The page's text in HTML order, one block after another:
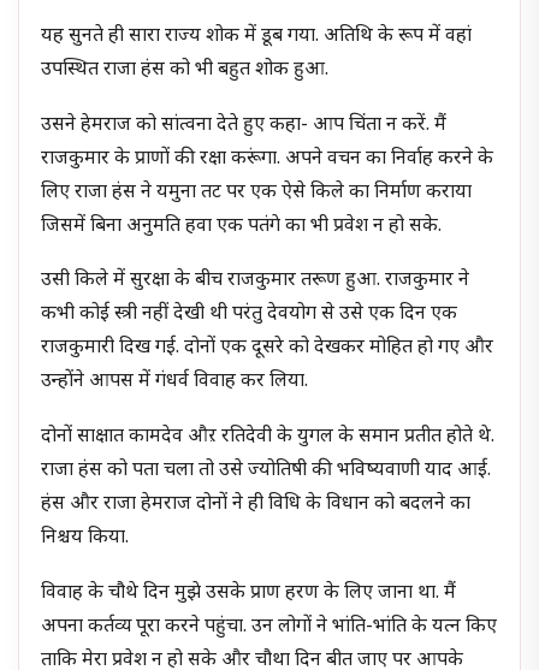
यह सुनते ही सारा राज्य शोक में डूब गया. अतिथि के रूप में वहां
उपस्थित राजा हंस को भी बहुत शोक हुआ.
उसने हेमराज को सांत्वना देते हुए कहा- आप चिंता न करें. मैं
राजकुमार के प्राणों की रक्षा करूंगा. अपने वचन का निर्वाह करने के
लिए राजा हंस ने यमुना तट पर एक ऐसे किले का निर्माण कराया
जिसमें बिना अनुमति हवा एक पतंगे का भी प्रवेश न हो सके.
उसी किले में सुरक्षा के बीच राजकुमार तरूण हुआ. राजकुमार ने
कभी कोई स्त्री नहीं देखी थी परंतु देवयोग से उसे एक दिन एक
राजकुमारी दिख गई. दोनों एक दूसरे को देखकर मोहित हो गए और
उन्होंने आपस में गंधर्व विवाह कर लिया.
दोनों साक्षात कामदेव औऱ रतिदेवी के युगल के समान प्रतीत होते थे.
राजा हंस को पता चला तो उसे ज्योतिषी की भविष्यवाणी याद आई.
हंस और राजा हेमराज दोनों ने ही विधि के विधान को बदलने का
निश्चय किया.
विवाह के चौथे दिन मुझे उसके प्राण हरण के लिए जाना था. मैं
अपना कर्तव्य पूरा करने पहुंचा. उन लोगों ने भांति-भांति के यत्न किए
ताकि मेरा प्रवेश न हो सके और चौथा दिन बीत जाए पर आपके